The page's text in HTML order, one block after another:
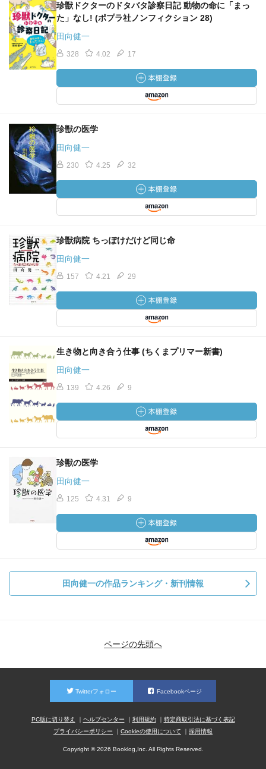
珍獣ドクターのドタバタ診察日記 動物の命に「まっ
た」なし! (ポプラ社ノンフィクション 28)
田向健一
328 4.02 17
珍獣の医学
田向健一
230 4.25 32
珍獣病院 ちっぽけだけど同じ命
田向健一
157 4.21 29
生き物と向き合う仕事 (ちくまプリマー新書)
田向健一
139 4.26 9
珍獣の医学
田向健一
125 4.31 9
田向健一の作品ランキング・新刊情報
ページの先頭へ
Twitterフォロー Facebookページ
PC版に切り替え ヘルプセンター 利用規約
特定商取引法に基づく表記
プライバシーポリシー
Cookieの使用について 採用情報
Copyright © 2026 Booklog,Inc. All Rights Reserved.